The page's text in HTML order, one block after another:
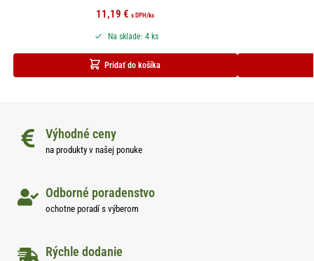
11,19€ s DPH/ks
Pridať do košíka
Na sklade: 4 ks
Výhodné ceny
na produkty v našej ponuke
Odborné poradenstvo
ochotne poradí s výberom
Rýchle dodanie